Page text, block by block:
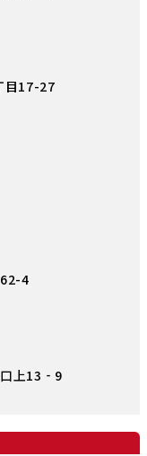
目17-27
4
口上13‐9